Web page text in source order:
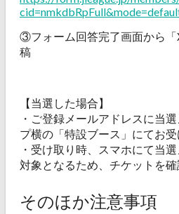
③フォーム回答完了画面から「
稿
【当選した場合】
・ご登録メールアドレスに当
プ横の「特設ブース」にてお受
・受け取り時、スマホにて当
対象となるため、チケットを
そのほか注意事項